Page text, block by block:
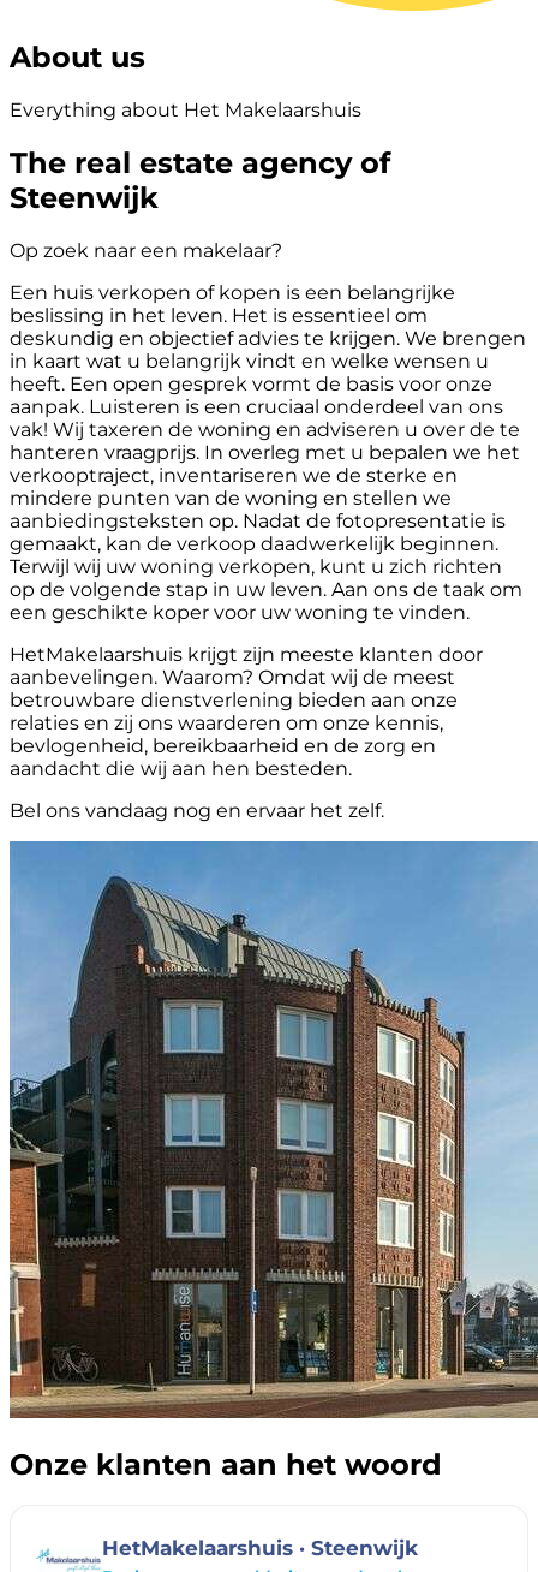
About us
Everything about Het Makelaarshuis
The real estate agency of
Steenwijk
Op zoek naar een makelaar?
Een huis verkopen of kopen is een belangrijke
beslissing in het leven. Het is essentieel om
deskundig en objectief advies te krijgen. We brengen
in kaart wat u belangrijk vindt en welke wensen u
heeft. Een open gesprek vormt de basis voor onze
aanpak. Luisteren is een cruciaal onderdeel van ons
vak! Wij taxeren de woning en adviseren u over de te
hanteren vraagprijs. In overleg met u bepalen we het
verkooptraject, inventariseren we de sterke en
mindere punten van de woning en stellen we
aanbiedingsteksten op. Nadat de fotopresentatie is
gemaakt, kan de verkoop daadwerkelijk beginnen.
Terwijl wij uw woning verkopen, kunt u zich richten
op de volgende stap in uw leven. Aan ons de taak om
een geschikte koper voor uw woning te vinden.
HetMakelaarshuis krijgt zijn meeste klanten door
aanbevelingen. Waarom? Omdat wij de meest
betrouwbare dienstverlening bieden aan onze
relaties en zij ons waarderen om onze kennis,
bevlogenheid, bereikbaarheid en de zorg en
aandacht die wij aan hen besteden.
Bel ons vandaag nog en ervaar het zelf.
Onze klanten aan het woord